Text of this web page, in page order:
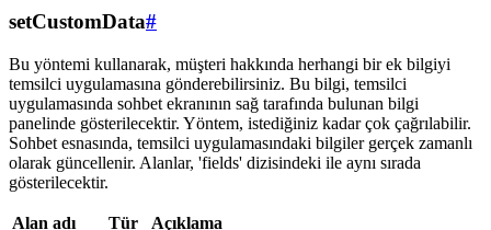
setCustomData#
Bu yöntemi kullanarak, müşteri hakkında herhangi bir ek bilgiyi
temsilci uygulamasına gönderebilirsiniz. Bu bilgi, temsilci
uygulamasında sohbet ekranının sağ tarafında bulunan bilgi
panelinde gösterilecektir. Yöntem, istediğiniz kadar çok çağrılabilir.
Sohbet esnasında, temsilci uygulamasındaki bilgiler gerçek zamanlı
olarak güncellenir. Alanlar, 'fields' dizisindeki ile aynı sırada
gösterilecektir.
Alan adı Tür
Açıklama